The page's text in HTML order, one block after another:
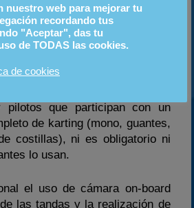
mínimo necesario. Los
los karts para la carrera, así
que no dispongan
modos se recomienda traer
pilotos que participan con un
de karting (mono, guantes,
costillas), ni es obligatorio ni
lo usan.
el uso de cámara on-board
las tandas y la realización de
nuestro web para mejorar tu
recordando tus
"Aceptar", das tu
de TODAS las cookies.
de cookies